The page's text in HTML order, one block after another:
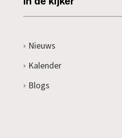
Nieuws
Kalender
Blogs